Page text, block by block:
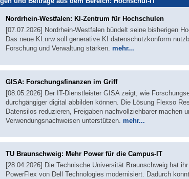
Nordrhein-Westfalen: KI-Zentrum für Hochschulen
[07.07.2026] Nordrhein-Westfalen bündelt seine bisherigen
Das neue KI.nrw soll generative KI datenschutzkonform
Forschung und Verwaltung stärken. mehr...
GISA: Forschungsfinanzen im Griff
[08.05.2026] Der IT-Dienstleister GISA zeigt, wie
durchgängiger digital abbilden können. Die Lösung Flexso
Datensilos reduzieren, Freigaben nachvollziehbarer machen
Verwendungsnachweisen unterstützen. mehr...
TU Braunschweig: Mehr Power für die Campus-IT
[28.04.2026] Die Technische Universität Braunschweig hat
PowerFlex von Dell Technologies modernisiert. Dadurch